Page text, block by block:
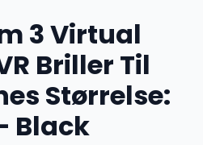
3 Virtual
Briller Til
Størrelse:
Black